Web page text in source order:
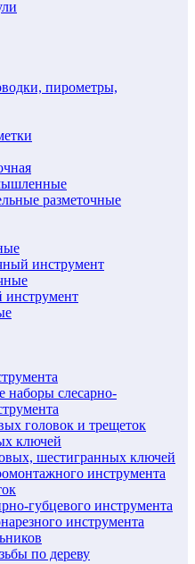
пирометры,
разметочные
инструмент
наборы слесарно-
головок и трещеток
ключей
шестигранных ключей
инструмента
губцевого инструмента
инструмента
по дереву